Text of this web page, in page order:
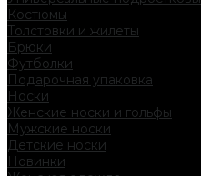
Костюмы
Толстовки и жилеты
Брюки
Футболки
Подарочная упаковка
Носки
Женские носки и гольфы
Мужские носки
Детские носки
Новинки